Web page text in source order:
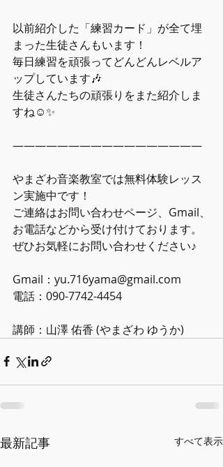
以前紹介した「練習カード」が全て埋
まった生徒さんもいます！
毎日練習を頑張ってどんどんレベルア
ップしています🎶
生徒さんたちの頑張りをまた紹介しま
すね☺️✨
―――――――――――――――――
やまざわ音楽教室では無料体験レッス
ン実施中です！
ご連絡はお問い合わせページ、Gmail、
お電話などから受け付けております。
ぜひお気軽にお問い合わせください♪
Gmail：yu.716yama@gmail.com
電話：090-7742-4454
講師：山澤 佑香 (やまざわ ゆうか)
最新記事 すべて表示